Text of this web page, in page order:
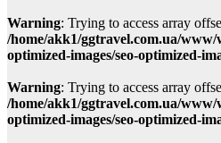
Warning: Trying to access array
/home/akk1/ggtravel.com.ua/www/
optimized-images/seo-optimized-
Warning: Trying to access array
/home/akk1/ggtravel.com.ua/www/
optimized-images/seo-optimized-